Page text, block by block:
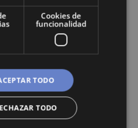
básicas en tres ciudades:
y Lindsay. Se estimaba
durante tres años; sin
políticos, el proyecto fue
que reducía el interés
Cookies de
funcionalidad
TODO
TODO